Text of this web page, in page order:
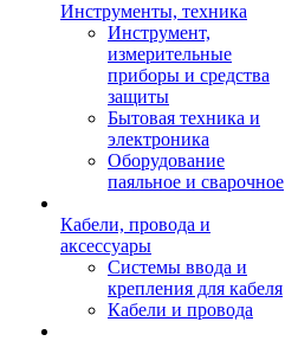
Инструменты, техника
Инструмент,
измерительные
приборы и средства
защиты
Бытовая техника и
электроника
Оборудование
паяльное и сварочное
Кабели, провода и
аксессуары
Системы ввода и
крепления для кабеля
Кабели и провода